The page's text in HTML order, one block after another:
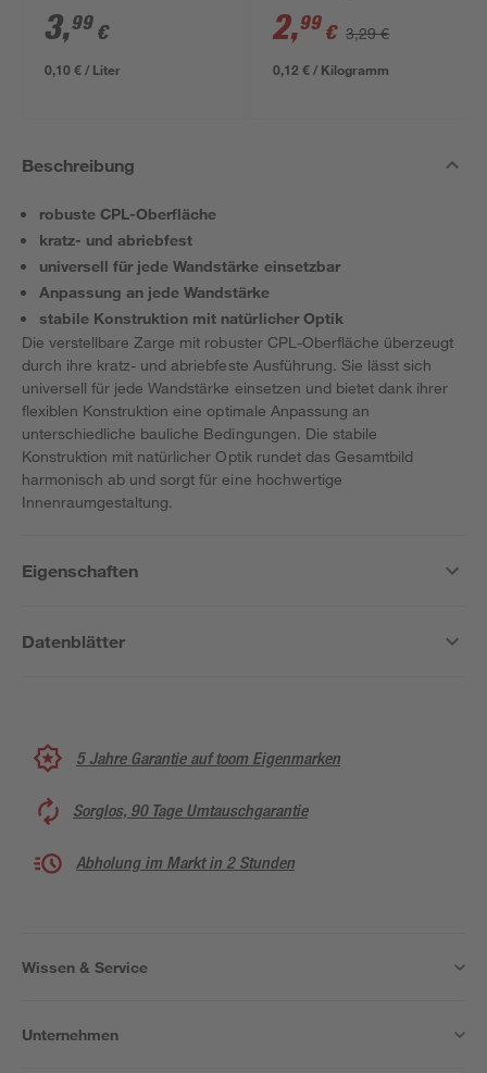
3,99 €
0,10 € / Liter
2,99 € 3,29 €
0,12 € / Kilogramm
Beschreibung
robuste CPL-Oberfläche
kratz- und abriebfest
universell für jede Wandstärke einsetzbar
Anpassung an jede Wandstärke
stabile Konstruktion mit natürlicher Optik
Die verstellbare Zarge mit robuster CPL-Oberfläche überzeugt
durch ihre kratz- und abriebfeste Ausführung. Sie lässt sich
universell für jede Wandstärke einsetzen und bietet dank ihrer
flexiblen Konstruktion eine optimale Anpassung an
unterschiedliche bauliche Bedingungen. Die stabile
Konstruktion mit natürlicher Optik rundet das Gesamtbild
harmonisch ab und sorgt für eine hochwertige
Innenraumgestaltung.
Eigenschaften
Datenblätter
5 Jahre Garantie auf toom Eigenmarken
Sorglos, 90 Tage Umtauschgarantie
Abholung im Markt in 2 Stunden
Wissen & Service
Unternehmen